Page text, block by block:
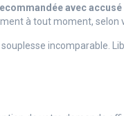
avec
à tout moment, selon
incomparable.